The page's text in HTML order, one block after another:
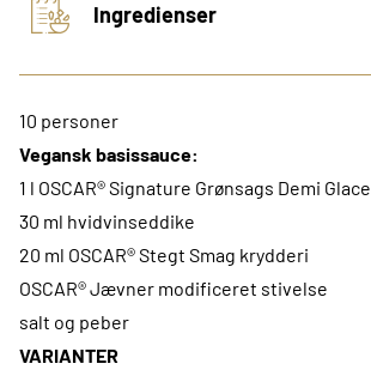
Ingredienser
10 personer
Vegansk basissauce:
1 l OSCAR® Signature Grønsags Demi Glace
30 ml hvidvinseddike
20 ml OSCAR® Stegt Smag krydderi
OSCAR® Jævner modificeret stivelse
salt og peber
VARIANTER